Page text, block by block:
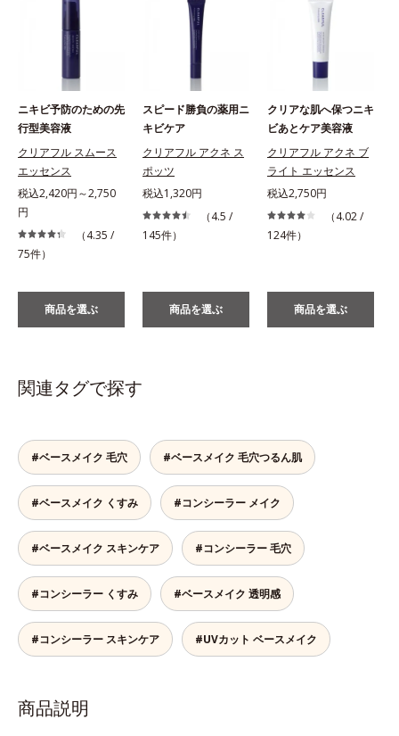
ニキビ予防のための先
行型美容液
クリアフル スムース
エッセンス
税込2,420円～2,750
円
（4.35 /
75件）
商品を選ぶ
スピード勝負の薬用ニ
キビケア
クリアフル アクネ ス
ポッツ
税込1,320円
（4.5 /
145件）
商品を選ぶ
クリアな肌へ保つニキ
ビあとケア美容液
クリアフル アクネ ブ
ライト エッセンス
税込2,750円
（4.02 /
124件）
商品を選ぶ
関連タグで探す
#ベースメイク 毛穴 #ベースメイク 毛穴つるん肌
#ベースメイク くすみ #コンシーラー メイク
#ベースメイク スキンケア #コンシーラー 毛穴
#コンシーラー くすみ #ベースメイク 透明感
#コンシーラー スキンケア #UVカット ベースメイク
商品説明